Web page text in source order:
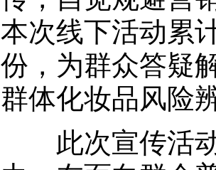
本次线下活动累
份，为群众答疑
群体化妆品风险
此次宣传活动